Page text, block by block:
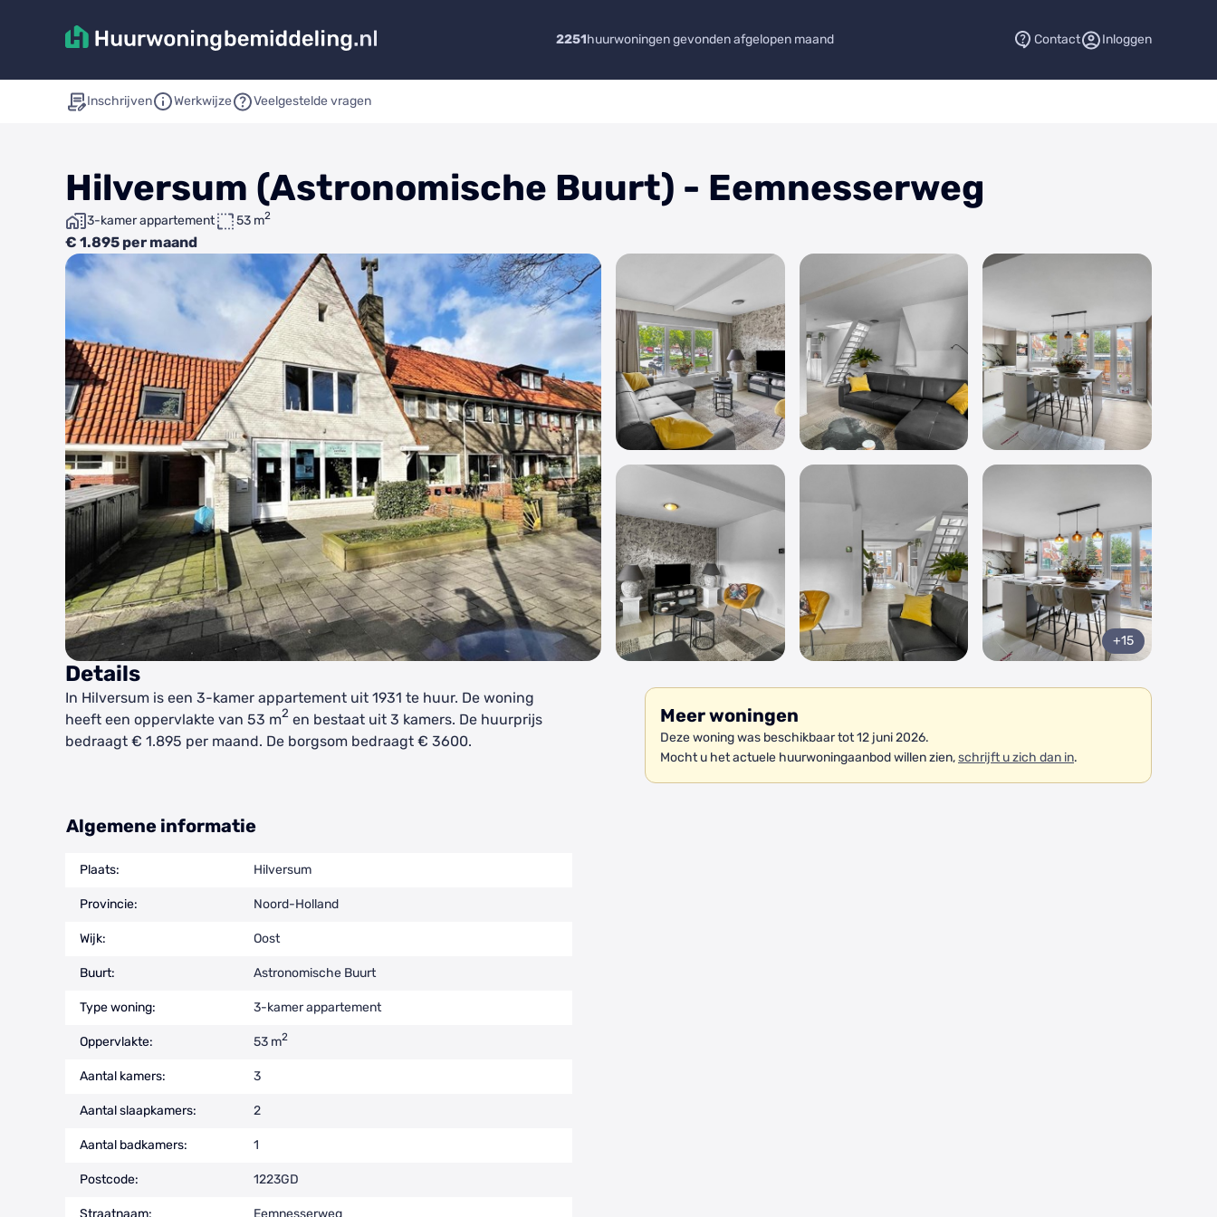
2251huurwoningen gevonden afgelopen maand Contact Inloggen
Inschrijven Werkwijze Veelgestelde vragen
Hilversum (Astronomische Buurt) - Eemnesserweg
3-kamer appartement 53 m2
€ 1.895 per maand
+15
Details
In Hilversum is een 3-kamer appartement uit 1931 te huur. De woning
heeft een oppervlakte van 53 m2 en bestaat uit 3 kamers. De huurprijs
bedraagt € 1.895 per maand. De borgsom bedraagt € 3600.
Meer woningen
Deze woning was beschikbaar tot 12 juni 2026.
Mocht u het actuele huurwoningaanbod willen zien,schrijft u zich dan in.
Algemene informatie
Plaats: Hilversum
Provincie: Noord-Holland
Wijk: Oost
Buurt: Astronomische Buurt
Type woning: 3-kamer appartement
Oppervlakte: 53 m2
Aantal kamers: 3
Aantal slaapkamers: 2
Aantal badkamers: 1
Postcode: 1223GD
Straatnaam: Eemnesserweg